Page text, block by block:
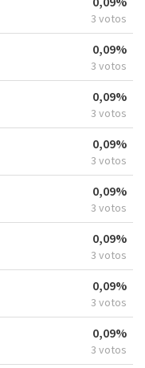
3 votos
0,09%
3 votos
0,09%
3 votos
0,09%
3 votos
0,09%
3 votos
0,09%
3 votos
0,09%
3 votos
0,09%
3 votos